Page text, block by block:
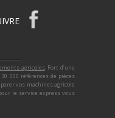
agricoles. Fort d’une
000 références de pièces
vos machines agricole
le service express vous